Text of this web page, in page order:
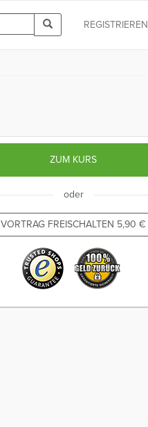
REGISTRIEREN
ZUM KURS
oder
VORTRAG FREISCHALTEN 5,90 €